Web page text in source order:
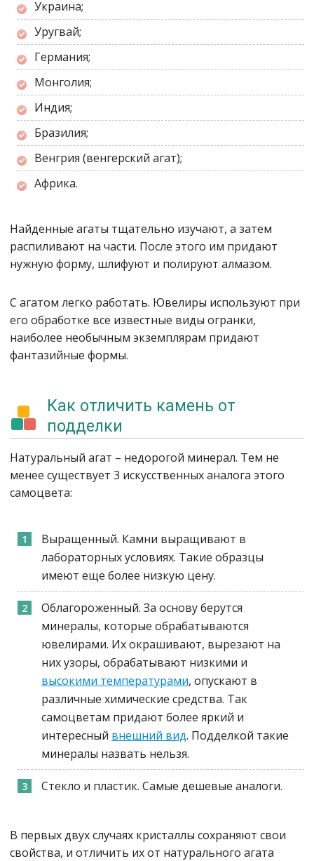
Украина;
Уругвай;
Германия;
Монголия;
Индия;
Бразилия;
Венгрия (венгерский агат);
Африка.
Найденные агаты тщательно изучают, а затем
распиливают на части. После этого им придают
нужную форму, шлифуют и полируют алмазом.
С агатом легко работать. Ювелиры используют при
его обработке все известные виды огранки,
наиболее необычным экземплярам придают
фантазийные формы.
Как отличить камень от
подделки
Натуральный агат – недорогой минерал. Тем не
менее существует 3 искусственных аналога этого
самоцвета:
Выращенный. Камни выращивают в
лабораторных условиях. Такие образцы
имеют еще более низкую цену.
Облагороженный. За основу берутся
минералы, которые обрабатываются
ювелирами. Их окрашивают, вырезают на
них узоры, обрабатывают низкими и
высокими температурами, опускают в
различные химические средства. Так
самоцветам придают более яркий и
интересный внешний вид. Подделкой такие
минералы назвать нельзя.
Стекло и пластик. Самые дешевые аналоги.
В первых двух случаях кристаллы сохраняют свои
свойства, и отличить их от натурального агата